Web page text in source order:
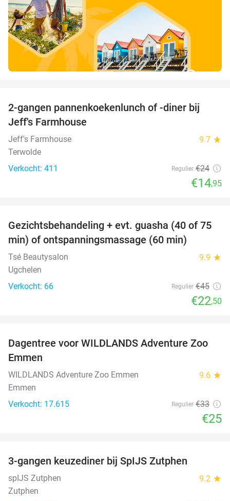
38%
2-gangen pannenkoekenlunch of -diner bij
Jeff's Farmhouse
Jeff's Farmhouse 9.7 star
Terwolde
Verkocht: 411
Regulier €24
€14,95
50%
OUT
Gezichtsbehandeling + evt. guasha (40 of 75
min) of ontspanningsmassage (60 min)
Tsé Beautysalon 9.9 star
Ugchelen
Verkocht: 66
Regulier €45
€22,50
24%
Dagentree voor WILDLANDS Adventure Zoo
Emmen
WILDLANDS Adventure Zoo Emmen 9.6 star
Emmen
Verkocht: 17.615
Regulier €33
€25
3-gangen keuzediner bij SpIJS Zutphen
spIJS Zutphen 9.2 star
Zutphen